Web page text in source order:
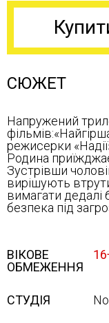
СЮЖЕТ
Напружений
режисерки
Родина
Зустрівши
вирішують
вимагати дедалі
безпека під
ВІКОВЕ
ОБМЕЖЕННЯ
СТУДІЯ